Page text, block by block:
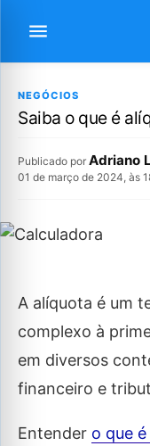
NEGÓCIOS
Saiba o que é
Publicado por Adriano
01 de março de 2024, às
A alíquota é um
complexo à
em diversos
financeiro e
Entender o que